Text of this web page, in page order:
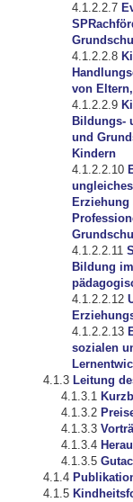
von
Bildungs-
und
Kindern
Bildung
sozialen
Leitung